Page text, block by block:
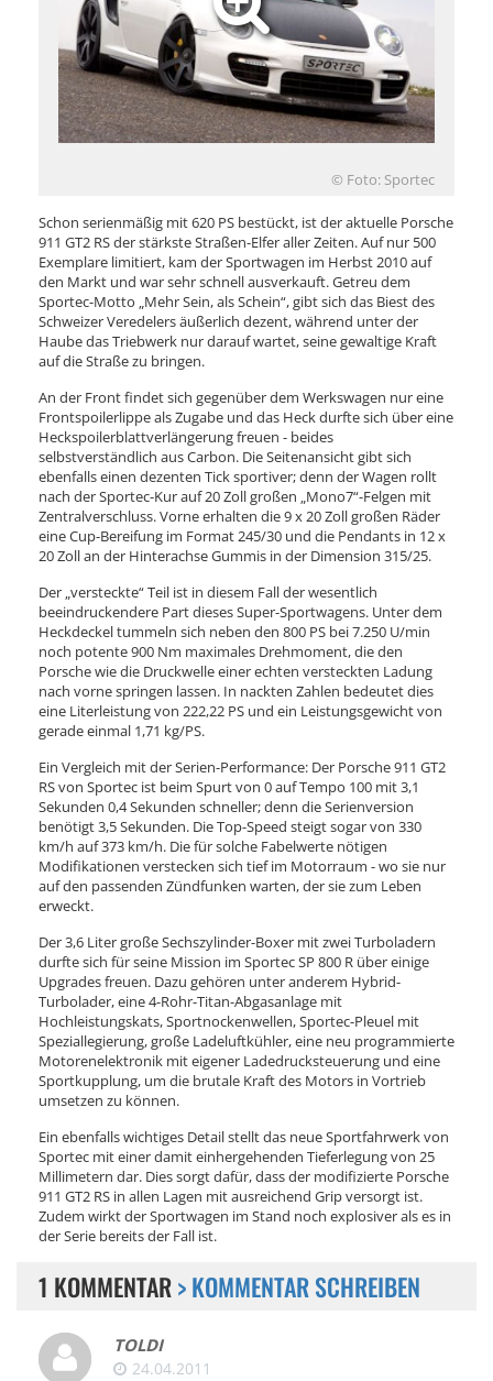
© Foto: Sportec
Schon serienmäßig mit 620 PS bestückt, ist der aktuelle Porsche
911 GT2 RS der stärkste Straßen-Elfer aller Zeiten. Auf nur 500
Exemplare limitiert, kam der Sportwagen im Herbst 2010 auf
den Markt und war sehr schnell ausverkauft. Getreu dem
Sportec-Motto „Mehr Sein, als Schein“, gibt sich das Biest des
Schweizer Veredelers äußerlich dezent, während unter der
Haube das Triebwerk nur darauf wartet, seine gewaltige Kraft
auf die Straße zu bringen.
An der Front findet sich gegenüber dem Werkswagen nur eine
Frontspoilerlippe als Zugabe und das Heck durfte sich über eine
Heckspoilerblattverlängerung freuen - beides
selbstverständlich aus Carbon. Die Seitenansicht gibt sich
ebenfalls einen dezenten Tick sportiver; denn der Wagen rollt
nach der Sportec-Kur auf 20 Zoll großen „Mono7“-Felgen mit
Zentralverschluss. Vorne erhalten die 9 x 20 Zoll großen Räder
eine Cup-Bereifung im Format 245/30 und die Pendants in 12 x
20 Zoll an der Hinterachse Gummis in der Dimension 315/25.
Der „versteckte“ Teil ist in diesem Fall der wesentlich
beeindruckendere Part dieses Super-Sportwagens. Unter dem
Heckdeckel tummeln sich neben den 800 PS bei 7.250 U/min
noch potente 900 Nm maximales Drehmoment, die den
Porsche wie die Druckwelle einer echten versteckten Ladung
nach vorne springen lassen. In nackten Zahlen bedeutet dies
eine Literleistung von 222,22 PS und ein Leistungsgewicht von
gerade einmal 1,71 kg/PS.
Ein Vergleich mit der Serien-Performance: Der Porsche 911 GT2
RS von Sportec ist beim Spurt von 0 auf Tempo 100 mit 3,1
Sekunden 0,4 Sekunden schneller; denn die Serienversion
benötigt 3,5 Sekunden. Die Top-Speed steigt sogar von 330
km/h auf 373 km/h. Die für solche Fabelwerte nötigen
Modifikationen verstecken sich tief im Motorraum - wo sie nur
auf den passenden Zündfunken warten, der sie zum Leben
erweckt.
Der 3,6 Liter große Sechszylinder-Boxer mit zwei Turboladern
durfte sich für seine Mission im Sportec SP 800 R über einige
Upgrades freuen. Dazu gehören unter anderem Hybrid-
Turbolader, eine 4-Rohr-Titan-Abgasanlage mit
Hochleistungskats, Sportnockenwellen, Sportec-Pleuel mit
Speziallegierung, große Ladeluftkühler, eine neu programmierte
Motorenelektronik mit eigener Ladedrucksteuerung und eine
Sportkupplung, um die brutale Kraft des Motors in Vortrieb
umsetzen zu können.
Ein ebenfalls wichtiges Detail stellt das neue Sportfahrwerk von
Sportec mit einer damit einhergehenden Tieferlegung von 25
Millimetern dar. Dies sorgt dafür, dass der modifizierte Porsche
911 GT2 RS in allen Lagen mit ausreichend Grip versorgt ist.
Zudem wirkt der Sportwagen im Stand noch explosiver als es in
der Serie bereits der Fall ist.
1 KOMMENTAR> KOMMENTAR SCHREIBEN
TOLDI
24.04.2011